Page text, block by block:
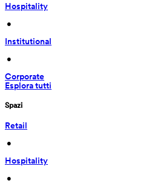
Hospitality
•
Institutional
•
Corporate
Esplora tutti
Spazi
Retail
•
Hospitality
•